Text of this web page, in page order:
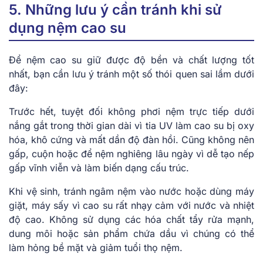
5. Những lưu ý cần tránh khi sử
dụng nệm cao su
Để nệm cao su giữ được độ bền và chất lượng tốt
nhất, bạn cần lưu ý tránh một số thói quen sai lầm dưới
đây:
Trước hết, tuyệt đối không phơi nệm trực tiếp dưới
nắng gắt trong thời gian dài vì tia UV làm cao su bị oxy
hóa, khô cứng và mất dần độ đàn hồi. Cũng không nên
gấp, cuộn hoặc để nệm nghiêng lâu ngày vì dễ tạo nếp
gấp vĩnh viễn và làm biến dạng cấu trúc.
Khi vệ sinh, tránh ngâm nệm vào nước hoặc dùng máy
giặt, máy sấy vì cao su rất nhạy cảm với nước và nhiệt
độ cao. Không sử dụng các hóa chất tẩy rửa mạnh,
dung môi hoặc sản phẩm chứa dầu vì chúng có thể
làm hỏng bề mặt và giảm tuổi thọ nệm.